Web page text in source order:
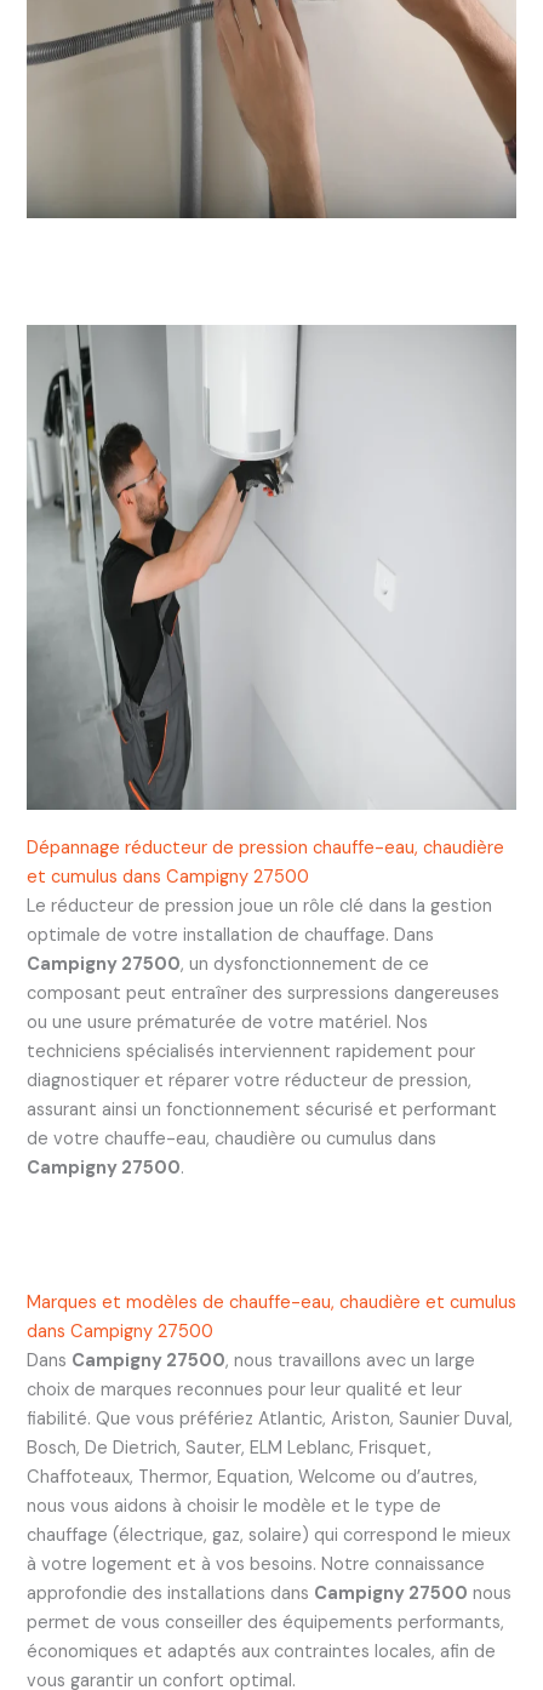
Dépannage réducteur de pression chauffe-eau, chaudière
et cumulus dans Campigny 27500
Le réducteur de pression joue un rôle clé dans la gestion
optimale de votre installation de chauffage. Dans
Campigny 27500, un dysfonctionnement de ce
composant peut entraîner des surpressions dangereuses
ou une usure prématurée de votre matériel. Nos
techniciens spécialisés interviennent rapidement pour
diagnostiquer et réparer votre réducteur de pression,
assurant ainsi un fonctionnement sécurisé et performant
de votre chauffe-eau, chaudière ou cumulus dans
Campigny 27500.
Marques et modèles de chauffe-eau, chaudière et cumulus
dans Campigny 27500
Dans Campigny 27500, nous travaillons avec un large
choix de marques reconnues pour leur qualité et leur
fiabilité. Que vous préfériez Atlantic, Ariston, Saunier Duval,
Bosch, De Dietrich, Sauter, ELM Leblanc, Frisquet,
Chaffoteaux, Thermor, Equation, Welcome ou d’autres,
nous vous aidons à choisir le modèle et le type de
chauffage (électrique, gaz, solaire) qui correspond le mieux
à votre logement et à vos besoins. Notre connaissance
approfondie des installations dans Campigny 27500 nous
permet de vous conseiller des équipements performants,
économiques et adaptés aux contraintes locales, afin de
vous garantir un confort optimal.